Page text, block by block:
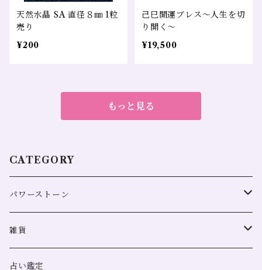
天然水晶 SA 直径８㎜ 1粒
売り
¥200
己巳開運ブレス～人生を切
り開く～
¥19,500
もっと見る
CATEGORY
パワーストーン
全体運
恋愛
雑貨
浄化用
占い鑑定